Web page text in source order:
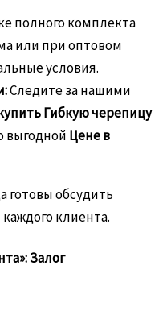
полного комплекта
или при оптовом
условия.
Следите за нашими
Гибкую черепицу
выгодной Цене в
готовы обсудить
клиента.
Залог